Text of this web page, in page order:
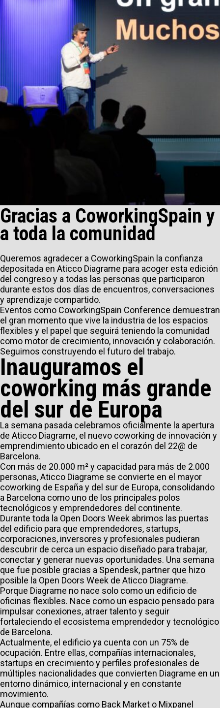
Gracias a CoworkingSpain y
a toda la comunidad
Queremos agradecer a CoworkingSpain la confianza
depositada en Aticco Diagrame para acoger esta edición
del congreso y a todas las personas que participaron
durante estos dos días de encuentros, conversaciones
y aprendizaje compartido.
Eventos como CoworkingSpain Conference demuestran
el gran momento que vive la industria de los espacios
flexibles y el papel que seguirá teniendo la comunidad
como motor de crecimiento, innovación y colaboración.
Seguimos construyendo el futuro del trabajo.
Inauguramos el
coworking más grande
del sur de Europa
La semana pasada celebramos oficialmente la apertura
de Aticco Diagrame, el nuevo coworking de innovación y
emprendimiento ubicado en el corazón del 22@ de
Barcelona.
Con más de 20.000 m² y capacidad para más de 2.000
personas, Aticco Diagrame se convierte en el mayor
coworking de España y del sur de Europa, consolidando
a Barcelona como uno de los principales polos
tecnológicos y emprendedores del continente.
Durante toda la Open Doors Week abrimos las puertas
del edificio para que emprendedores, startups,
corporaciones, inversores y profesionales pudieran
descubrir de cerca un espacio diseñado para trabajar,
conectar y generar nuevas oportunidades. Una semana
que fue posible gracias a Spendesk, partner que hizo
posible la Open Doors Week de Aticco Diagrame.
Porque Diagrame no nace solo como un edificio de
oficinas flexibles. Nace como un espacio pensado para
impulsar conexiones, atraer talento y seguir
fortaleciendo el ecosistema emprendedor y tecnológico
de Barcelona.
Actualmente, el edificio ya cuenta con un 75% de
ocupación. Entre ellas, compañías internacionales,
startups en crecimiento y perfiles profesionales de
múltiples nacionalidades que convierten Diagrame en un
entorno dinámico, internacional y en constante
movimiento.
Aunque compañías como Back Market o Mixpanel